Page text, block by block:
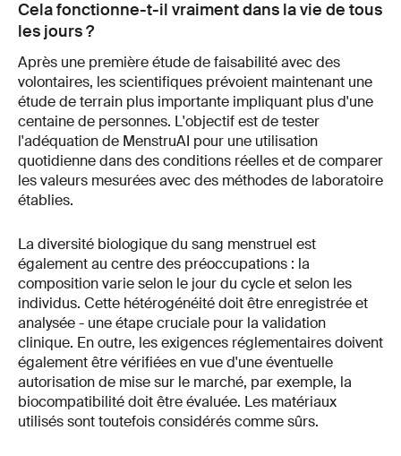
Cela fonctionne-t-il vraiment dans la vie de tous
les jours ?
Après une première étude de faisabilité avec des
volontaires, les scientifiques prévoient maintenant une
étude de terrain plus importante impliquant plus d'une
centaine de personnes. L'objectif est de tester
l'adéquation de MenstruAI pour une utilisation
quotidienne dans des conditions réelles et de comparer
les valeurs mesurées avec des méthodes de laboratoire
établies.
La diversité biologique du sang menstruel est
également au centre des préoccupations : la
composition varie selon le jour du cycle et selon les
individus. Cette hétérogénéité doit être enregistrée et
analysée - une étape cruciale pour la validation
clinique. En outre, les exigences réglementaires doivent
également être vérifiées en vue d'une éventuelle
autorisation de mise sur le marché, par exemple, la
biocompatibilité doit être évaluée. Les matériaux
utilisés sont toutefois considérés comme sûrs.